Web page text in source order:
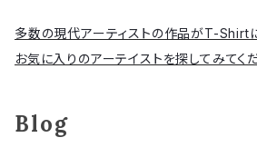
多数の現代アーティストの作品がT-Shirtに
お気に入りのアーテイストを探してみてくだ
Blog